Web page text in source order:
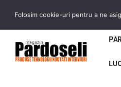
Folosim cookie-uri pentru a ne